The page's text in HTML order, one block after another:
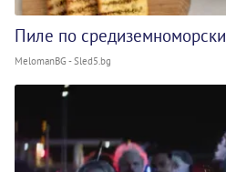
Пиле по средиземноморски
MelomanBG - Sled5.bg